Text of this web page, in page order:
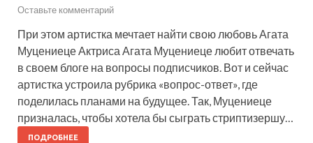
Оставьте комментарий
При этом артистка мечтает найти свою любовь Агата
Муцениеце Актриса Агата Муцениеце любит отвечать
в своем блоге на вопросы подписчиков. Вот и сейчас
артистка устроила рубрика «вопрос-ответ», где
поделилась планами на будущее. Так, Муцениеце
призналась, чтобы хотела бы сыграть стриптизершу…
ПОДРОБНЕЕ